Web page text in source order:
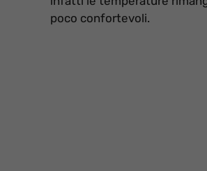
poco confortevoli.